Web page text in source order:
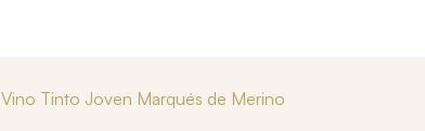
Vino Tinto Joven Marqués de Merino